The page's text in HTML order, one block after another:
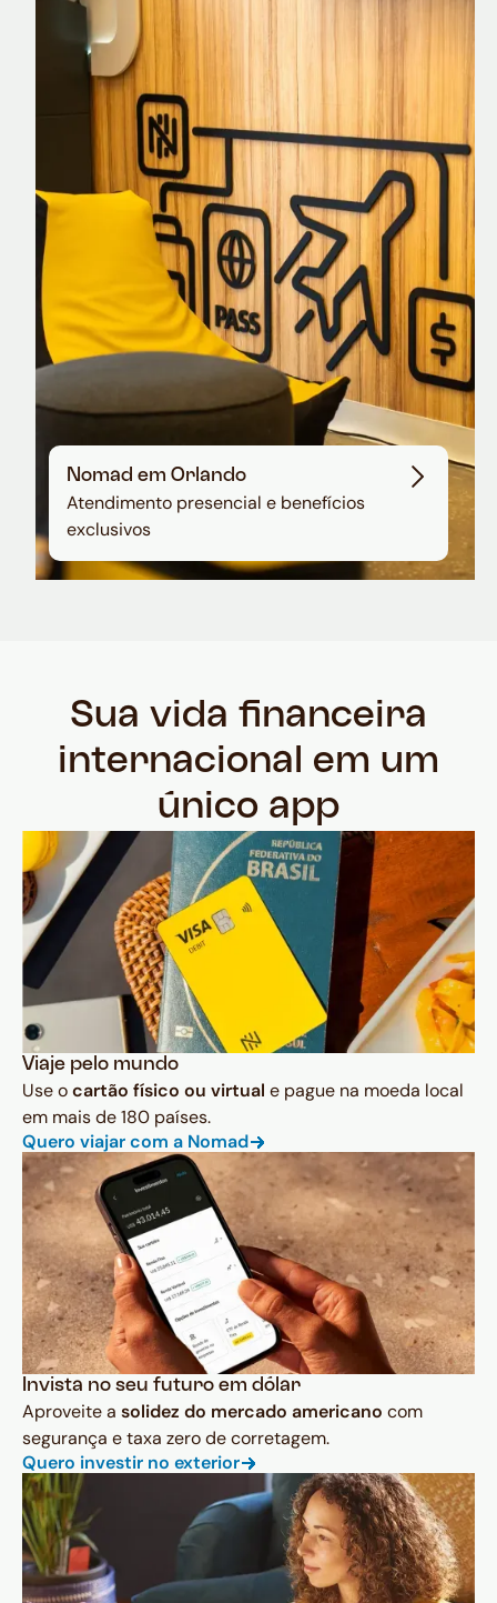
Nomad Explorer
Cartão de crédito brasileiro com cashback
em dólar
Nomad em Orlando
Atendimento presencial e benefícios
exclusivos
Sua vida financeira
internacional em um
único app
Viaje pelo mundo
Use ocartão físico ou virtual e pague na moeda local
em mais de 180 países.
Quero viajar com a Nomad
Invista no seu futuro em dólar
Aproveite a solidez do mercado americano com
segurança e taxa zero de corretagem.
Quero investir no exterior